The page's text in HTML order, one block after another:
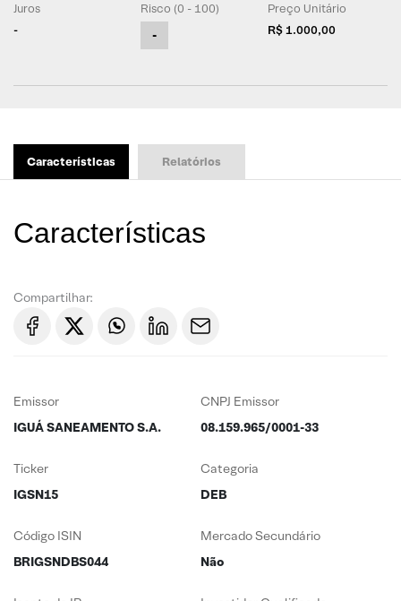
Juros
-
Risco (0 - 100)
-
Preço Unitário
R$ 1.000,00
Características Relatórios
Características
Compartilhar:
Emissor
IGUÁ SANEAMENTO S.A.
CNPJ Emissor
08.159.965/0001-33
Ticker
IGSN15
Categoria
DEB
Código ISIN
BRIGSNDBS044
Mercado Secundário
Não